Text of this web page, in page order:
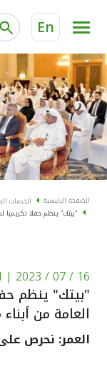
En
الخدمات
الخدمات
خدمة "بيتك"
الخدمات
الحسابات
البطاقات
"برامج
الاستثمار
القنوات
الصفحة الرئيسية الخدمات
"بيتك" ينظم حفلا تكريميا
16 / 07 / 2023
|
"بيتك" ينظم
العامة من
العمر: نحرص